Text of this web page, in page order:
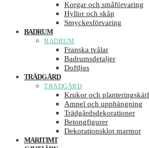
Korgar och småförvaring
Hyllor och skåp
Smyckesförvaring
BADRUM
BADRUM
Franska tvålar
Badrumsdetaljer
Doftljus
TRÄDGÅRD
TRÄDGÅRD
Krukor och planteringskärl
Ampel och upphängning
Trädgårdsdekorationer
Betongfigurer
Dekorationsklot marmor
MARITIMT